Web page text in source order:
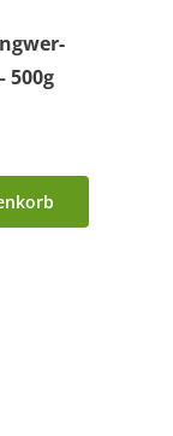
500g